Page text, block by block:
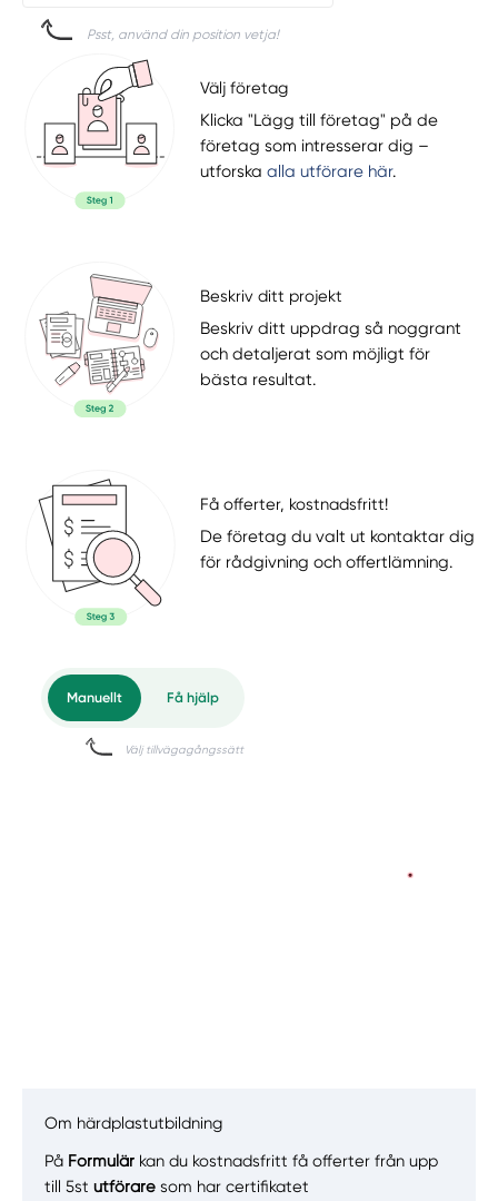
Psst, använd din position vetja!
Välj företag
Klicka "Lägg till företag" på de
företag som intresserar dig –
utforskaalla utförare här.
Beskriv ditt projekt
Beskriv ditt uppdrag så noggrant
och detaljerat som möjligt för
bästa resultat.
Få offerter, kostnadsfritt!
De företag du valt ut kontaktar dig
för rådgivning och offertlämning.
Manuellt Få hjälp
Om härdplastutbildning
På Formulär kan du kostnadsfritt få offerter från upp
till 5stutförare som har certifikatet